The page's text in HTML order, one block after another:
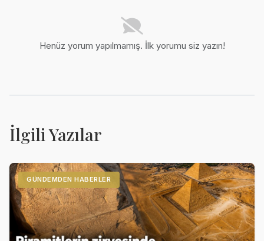
Henüz yorum yapılmamış. İlk yorumu siz yazın!
İlgili Yazılar
GÜNDEMDEN HABERLER